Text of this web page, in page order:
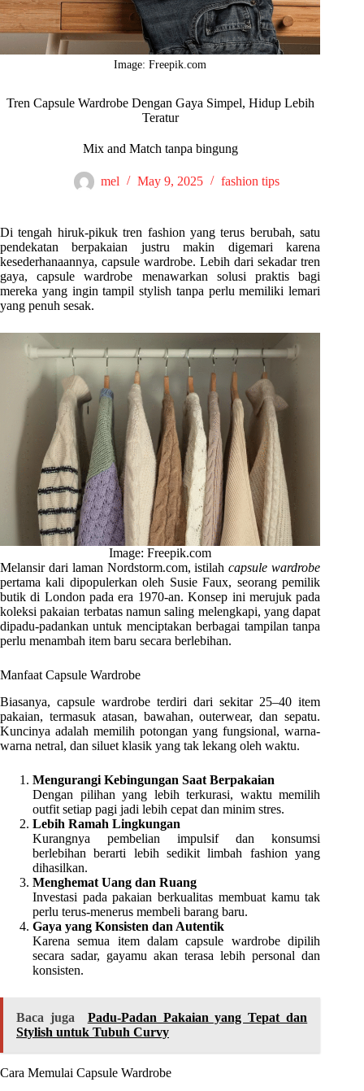
Image: Freepik.com
Tren Capsule Wardrobe Dengan Gaya Simpel, Hidup Lebih
Teratur
Mix and Match tanpa bingung
mel May 9, 2025 fashion tips
Di tengah hiruk-pikuk tren fashion yang terus berubah, satu
pendekatan berpakaian justru makin digemari karena
kesederhanaannya, capsule wardrobe. Lebih dari sekadar tren
gaya, capsule wardrobe menawarkan solusi praktis bagi
mereka yang ingin tampil stylish tanpa perlu memiliki lemari
yang penuh sesak.
Image: Freepik.com
Melansir dari laman Nordstorm.com, istilahcapsule wardrobe
pertama kali dipopulerkan oleh Susie Faux, seorang pemilik
butik di London pada era 1970-an. Konsep ini merujuk pada
koleksi pakaian terbatas namun saling melengkapi, yang dapat
dipadu-padankan untuk menciptakan berbagai tampilan tanpa
perlu menambah item baru secara berlebihan.
Manfaat Capsule Wardrobe
Biasanya, capsule wardrobe terdiri dari sekitar 25–40 item
pakaian, termasuk atasan, bawahan, outerwear, dan sepatu.
Kuncinya adalah memilih potongan yang fungsional, warna-
warna netral, dan siluet klasik yang tak lekang oleh waktu.
Mengurangi Kebingungan Saat Berpakaian
Dengan pilihan yang lebih terkurasi, waktu memilih
outfit setiap pagi jadi lebih cepat dan minim stres.
Lebih Ramah Lingkungan
Kurangnya pembelian impulsif dan konsumsi
berlebihan berarti lebih sedikit limbah fashion yang
dihasilkan.
Menghemat Uang dan Ruang
Investasi pada pakaian berkualitas membuat kamu tak
perlu terus-menerus membeli barang baru.
Gaya yang Konsisten dan Autentik
Karena semua item dalam capsule wardrobe dipilih
secara sadar, gayamu akan terasa lebih personal dan
konsisten.
Baca juga
Padu-Padan Pakaian yang Tepat dan
Stylish untuk Tubuh Curvy
Cara Memulai Capsule Wardrobe